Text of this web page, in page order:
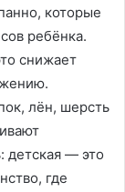
которые
ребёнка.
снижает
лён, шерсть
детская — это
где